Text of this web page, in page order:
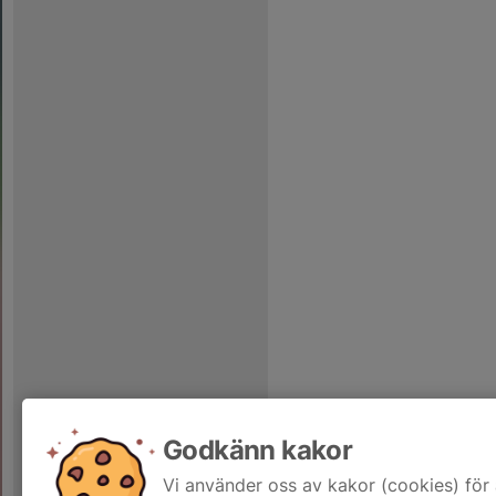
Godkänn kakor
Vi använder oss av kakor (cookies)